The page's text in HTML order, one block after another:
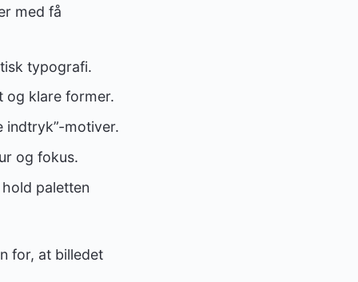
med få
typografi.
og klare former.
indtryk”-motiver.
og fokus.
paletten
for, at billedet